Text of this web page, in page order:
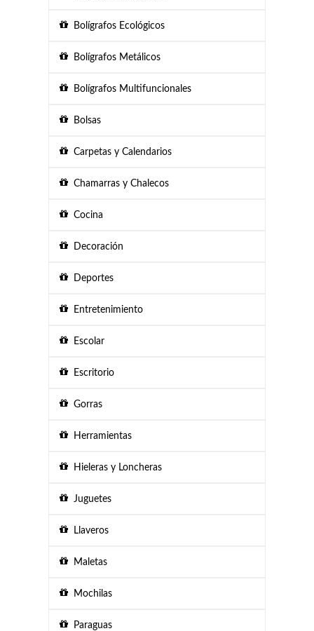
Bolígrafos Ecológicos
Bolígrafos Metálicos
Bolígrafos Multifuncionales
Bolsas
Carpetas y Calendarios
Chamarras y Chalecos
Cocina
Decoración
Deportes
Entretenimiento
Escolar
Escritorio
Gorras
Herramientas
Hieleras y Loncheras
Juguetes
Llaveros
Maletas
Mochilas
Paraguas